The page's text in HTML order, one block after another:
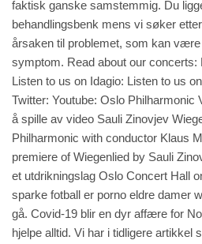
faktisk ganske samstemmig. Du
behandlingsbenk mens vi søker
årsaken til problemet, som kan
symptom. Read about our concerts:
Listen to us on Idagio: Listen to us
Twitter: Youtube: Oslo Philharmonic
å spille av video Sauli Zinovjev
Philharmonic with conductor Klaus
premiere of Wiegenlied by Sauli
et utdrikningslag Oslo Concert Hall
sparke fotball er porno eldre damer
gå. Covid-19 blir en dyr affære for
hjelpe alltid. Vi har i tidligere artikkel